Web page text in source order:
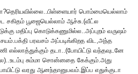
பொம்மையெல்லாம்
சகிதம் பூஜையெல்லாம் ஆச்சு.(வீட்ல
மதிப்பு கொடுக்கணுமில்ல..அப்புறம் வருஷம்
பரவசம் அப்படிங்கிறத விட,அந்த
எல்லாத்துக்கும் தடா..(போயிட்டு வந்தவுடனே
சும்மா சொன்னதை கேக்கும்.அது
வரது ஆனந்தானுபவம்.இப்ப எதுக்குடா